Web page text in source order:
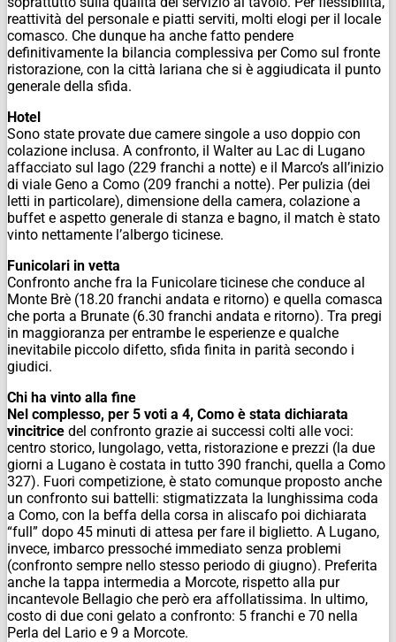
reattività del personale e piatti serviti, molti elogi per il locale
comasco. Che dunque ha anche fatto pendere
definitivamente la bilancia complessiva per Como sul fronte
ristorazione, con la città lariana che si è aggiudicata il punto
generale della sfida.
Hotel
Sono state provate due camere singole a uso doppio con
colazione inclusa. A confronto, il Walter au Lac di Lugano
affacciato sul lago (229 franchi a notte) e il Marco’s all’inizio
di viale Geno a Como (209 franchi a notte). Per pulizia (dei
letti in particolare), dimensione della camera, colazione a
buffet e aspetto generale di stanza e bagno, il match è stato
vinto nettamente l’albergo ticinese.
Funicolari in vetta
Confronto anche fra la Funicolare ticinese che conduce al
Monte Brè (18.20 franchi andata e ritorno) e quella comasca
che porta a Brunate (6.30 franchi andata e ritorno). Tra pregi
in maggioranza per entrambe le esperienze e qualche
inevitabile piccolo difetto, sfida finita in parità secondo i
giudici.
Chi ha vinto alla fine
Nel complesso, per 5 voti a 4, Como è stata dichiarata
vincitrice del confronto grazie ai successi colti alle voci:
centro storico, lungolago, vetta, ristorazione e prezzi (la due
giorni a Lugano è costata in tutto 390 franchi, quella a Como
327). Fuori competizione, è stato comunque proposto anche
un confronto sui battelli: stigmatizzata la lunghissima coda
a Como, con la beffa della corsa in aliscafo poi dichiarata
“full” dopo 45 minuti di attesa per fare il biglietto. A Lugano,
invece, imbarco pressoché immediato senza problemi
(confronto sempre nello stesso periodo di giugno). Preferita
anche la tappa intermedia a Morcote, rispetto alla pur
incantevole Bellagio che però era affollatissima. In ultimo,
costo di due coni gelato a confronto: 5 franchi e 70 nella
Perla del Lario e 9 a Morcote.